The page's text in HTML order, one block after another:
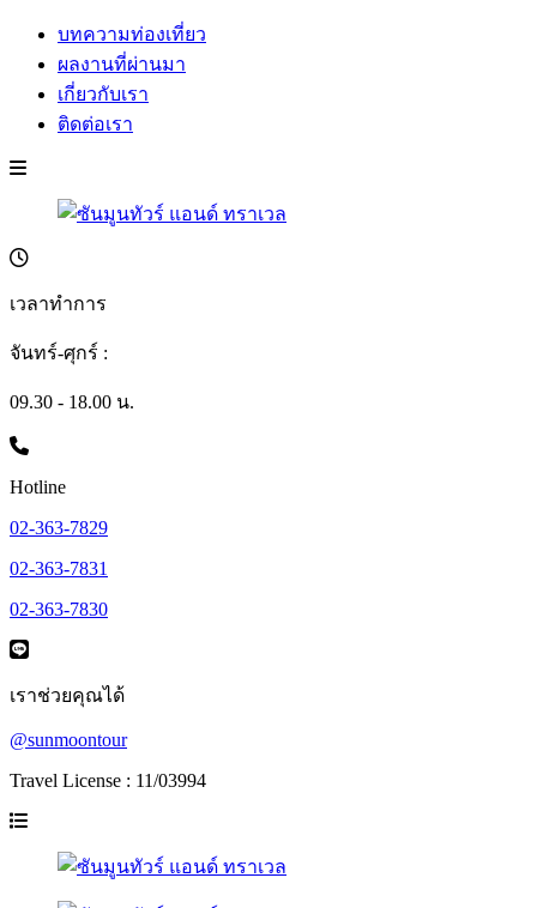
บทความท่องเที่ยว
ผลงานที่ผ่านมา
เกี่ยวกับเรา
ติดต่อเรา
เวลาทำการ
จันทร์-ศุกร์ :
09.30 - 18.00 น.
Hotline
02-363-7829
02-363-7831
02-363-7830
เราช่วยคุณได้
@sunmoontour
Travel License : 11/03994